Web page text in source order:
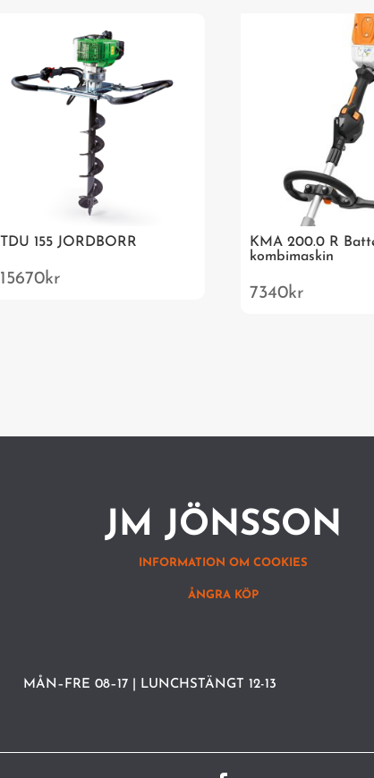
TDU 155 JORDBORR
15670kr
KMA 200.0 R
kombimaskin
7340kr
JM JÖNSSON
INFORMATION OM COOKIES
ÅNGRA KÖP
MÅN–FRE 08–17 | LUNCHSTÄNGT 12-13